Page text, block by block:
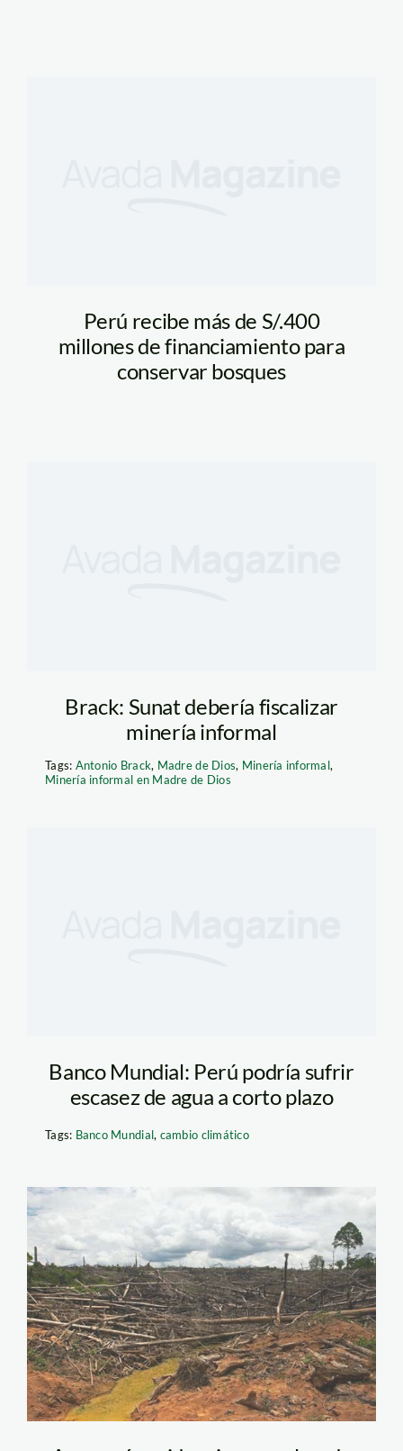
Perú recibe más de S/.400
millones de financiamiento para
conservar bosques
Brack: Sunat debería fiscalizar
minería informal
Tags: Antonio Brack, Madre de Dios, Minería informal,
Minería informal en Madre de Dios
Banco Mundial: Perú podría sufrir
escasez de agua a corto plazo
Tags: Banco Mundial, cambio climático